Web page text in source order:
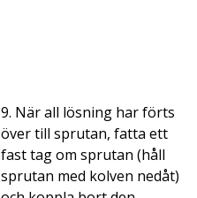
9. När all lösning har förts
över till sprutan, fatta ett
fast tag om sprutan (håll
sprutan med kolven nedåt)